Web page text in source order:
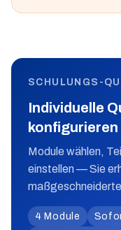
SCHULUNGS-
Individuelle
konfigurieren
Module wählen,
einstellen — Sie
4 Module